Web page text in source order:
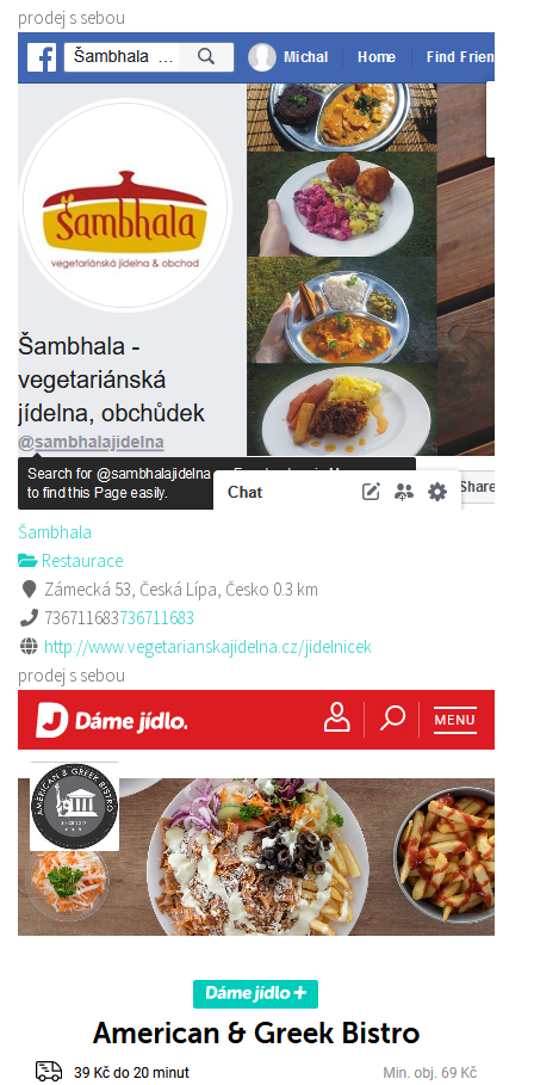
prodej s sebou
Šambhala
Restaurace
Zámecká 53, Česká Lípa, Česko 0.3 km
736711683736711683
http://www.vegetarianskajidelna.cz/jidelnicek
prodej s sebou